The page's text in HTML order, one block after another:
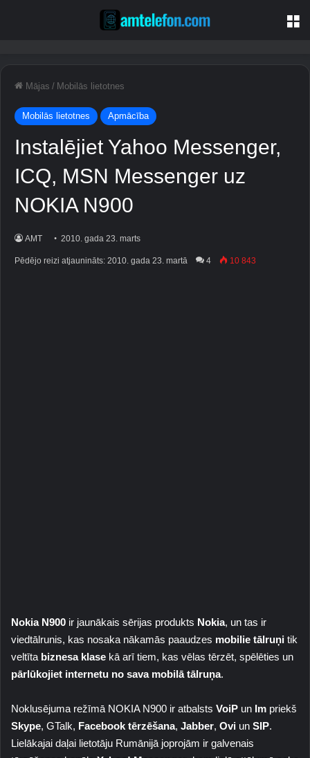
Mājas / Mobilās lietotnes
Mobilās lietotnes Apmācība
Instalējiet Yahoo Messenger,
ICQ, MSN Messenger uz
NOKIA N900
AMT 2010. gada 23. marts
Pēdējo reizi atjaunināts: 2010. gada 23. martā 4 10 843
Nokia N900 ir jaunākais sērijas produkts Nokia, un tas ir
viedtālrunis, kas nosaka nākamās paaudzes mobilie tālruņi tik
veltīta biznesa klase kā arī tiem, kas vēlas tērzēt, spēlēties un
pārlūkojiet internetu no sava mobilā tālruņa.
Noklusējuma režīmā NOKIA N900 ir atbalsts VoiP un Im priekš
Skype, GTalk, Facebook tērzēšana, Jabber, Ovi un SIP.
Lielākajai daļai lietotāju Rumānijā joprojām ir galvenais